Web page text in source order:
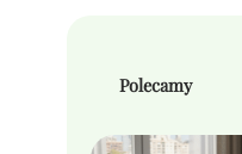
Polecamy